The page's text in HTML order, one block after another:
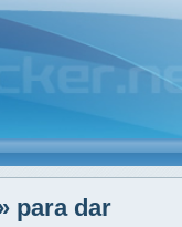
para dar